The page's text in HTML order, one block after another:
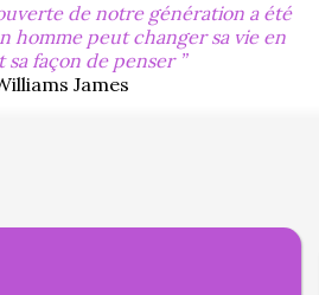
de notre génération a été
homme peut changer sa vie en
sa façon de penser
James